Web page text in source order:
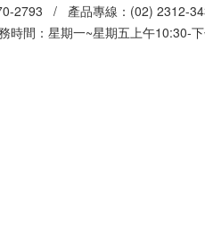
2793 / 產品專線：(02)
時間：星期一~星期五上午10:30-